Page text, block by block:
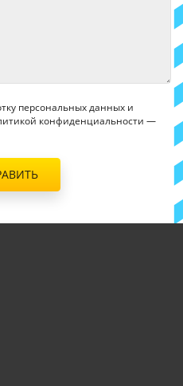
персональных данных и
конфиденциальности —